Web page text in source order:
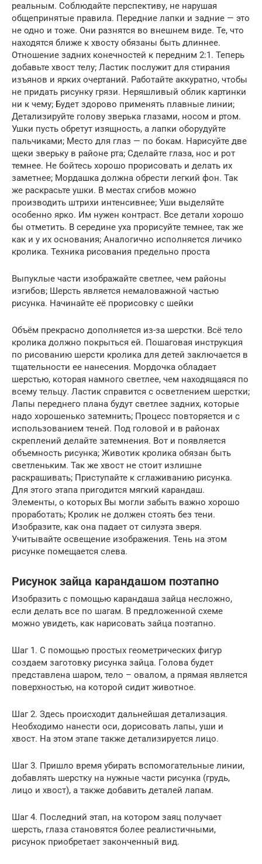
реальным. Соблюдайте перспективу, не нарушая
общепринятые правила. Передние лапки и задние — это
не одно и тоже. Они разнятся во внешнем виде. Те, что
находятся ближе к хвосту обязаны быть длиннее.
Отношение задних конечностей к передним 2:1. Теперь
добавьте хвост телу; Ластик послужит для стирания
изъянов и ярких очертаний. Работайте аккуратно, чтобы
не придать рисунку грязи. Неряшливый облик картинки
ни к чему; Будет здорово применять плавные линии;
Детализируйте голову зверька глазами, носом и ртом.
Ушки пусть обретут изящность, а лапки оборудуйте
пальчиками; Место для глаз — по бокам. Нарисуйте две
щеки зверьку в районе рта; Сделайте глаза, нос и рот
темнее. Не бойтесь хорошо прорисовать и делать их
заметнее; Мордашка должна обрести легкий фон. Так
же раскрасьте ушки. В местах сгибов можно
производить штрихи интенсивнее; Уши выделяйте
особенно ярко. Им нужен контраст. Все детали хорошо
бы отметить. В середине уха прорисуйте темнее, так же
как и у их основания; Аналогично исполняется личико
кролика. Техника рисования предельно проста
Выпуклые части изображайте светлее, чем районы
изгибов; Шерсть является немаловажной частью
рисунка. Начинайте её прорисовку с шейки
Объём прекрасно дополняется из-за шерстки. Всё тело
кролика должно покрыться ей. Пошаговая инструкция
по рисованию шерсти кролика для детей заключается в
тщательности ее нанесения. Мордочка обладает
шерстью, которая намного светлее, чем находящаяся по
всему тельцу. Ластик справится с осветлением шерстки;
Лапы переднего плана будут светлее задних, которые
надо хорошенько затемнить; Процесс повторяется и с
использованием теней. Под головой и в районах
скреплений делайте затемнения. Вот и появляется
объемность рисунка; Животик кролика обязан быть
светленьким. Так же хвост не стоит излишне
раскрашивать; Приступайте к сглаживанию рисунка.
Для этого этапа пригодится мягкий карандаш.
Элементы, о которых Вы могли забыть важно хорошо
проработать; Кролик не должен стоять без тени.
Изобразите, как она падает от силуэта зверя.
Учитывайте освещение изображения. Тень на этом
рисунке помещается слева.
Рисунок зайца карандашом поэтапно
Изобразить с помощью карандаша зайца несложно,
если делать все по шагам. В предложенной схеме
можно увидеть, как нарисовать зайца поэтапно.
Шаг 1. С помощью простых геометрических фигур
создаем заготовку рисунка зайца. Голова будет
представлена шаром, тело – овалом, а прямая является
поверхностью, на которой сидит животное.
Шаг 2. Здесь происходит дальнейшая детализация.
Необходимо нанести оси, дорисовать лапы, уши и
хвост. На этом этапе также детализируется лицо.
Шаг 3. Пришло время убирать вспомогательные линии,
добавлять шерстку на нужные части рисунка (грудь,
лицо и хвост), а также добавить деталей лапам.
Шаг 4. Последний этап, на котором заяц получает
шерсть, глаза становятся более реалистичными,
рисунок приобретает законченный вид.